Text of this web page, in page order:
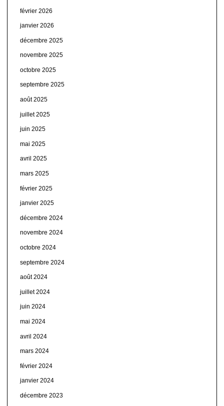
février 2026
janvier 2026
décembre 2025
novembre 2025
octobre 2025
septembre 2025
août 2025
juillet 2025
juin 2025
mai 2025
avril 2025
mars 2025
février 2025
janvier 2025
décembre 2024
novembre 2024
octobre 2024
septembre 2024
août 2024
juillet 2024
juin 2024
mai 2024
avril 2024
mars 2024
février 2024
janvier 2024
décembre 2023